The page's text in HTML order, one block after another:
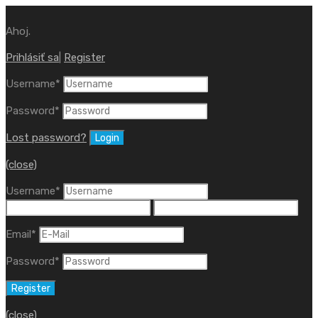
Ahoj.
Prihlásiť sa Register
Username*
Password*
Lost password?
(close)
Username*
Email*
Password*
(close)